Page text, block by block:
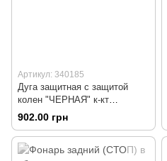
Артикул: 340185
Дуга защитная с защитой
колен "ЧЕРНАЯ" к-кт
(присутствуют мелкие
царапины краски)
902.00 грн